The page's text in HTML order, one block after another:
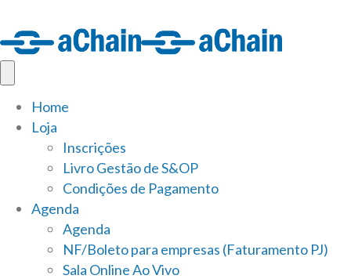
Home
Loja
Inscrições
Livro Gestão de S&OP
Condições de Pagamento
Agenda
Agenda
NF/Boleto para empresas (Faturamento PJ)
Sala Online Ao Vivo